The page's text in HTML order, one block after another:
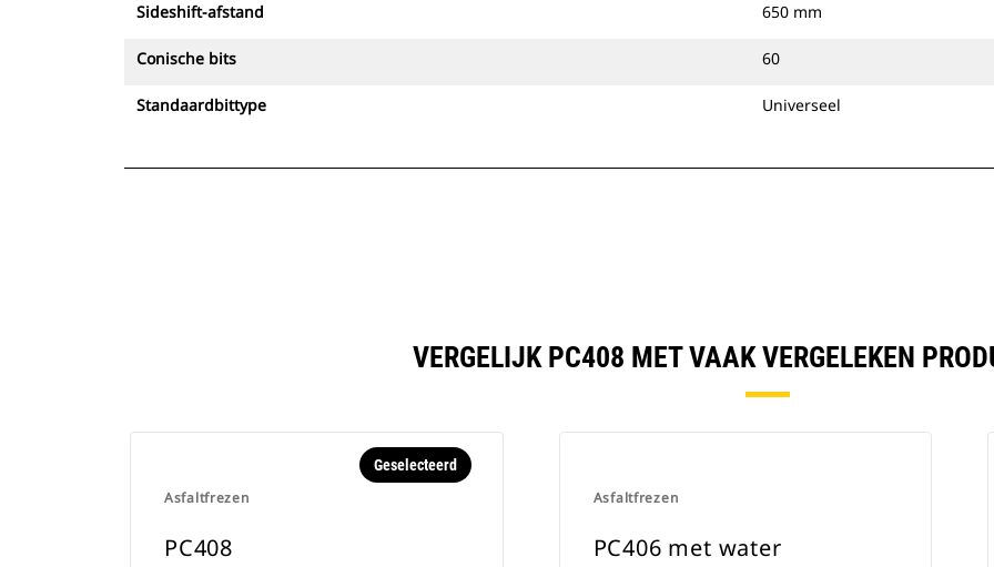
Sideshift-afstand 650 mm
Conische bits 60
Standaardbittype Universeel
VERGELIJK PC408 MET VAAK VERGELEKEN
Asfaltfrezen
Geselecteerd
PC408
Asfaltfrezen
PC406 met water